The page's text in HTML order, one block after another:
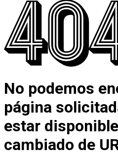
No podemos
página
estar
cambiado de